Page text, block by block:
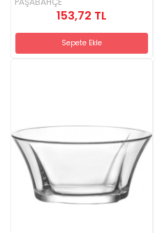
153,72 TL
Sepete Ekle